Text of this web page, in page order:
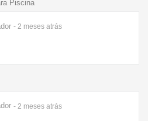
Piscina
- 2 meses atrás
- 2 meses atrás